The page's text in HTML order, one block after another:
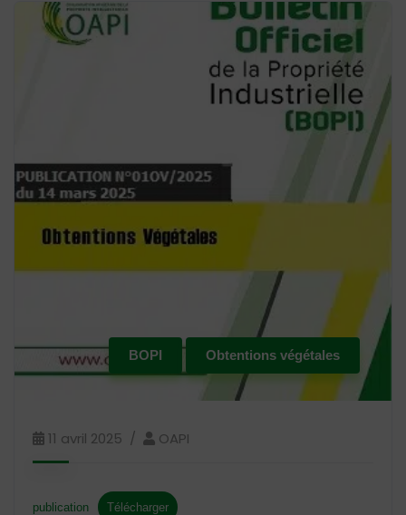
BOPI Obtentions végétales
11 avril 2025 OAPI
publication Télécharger